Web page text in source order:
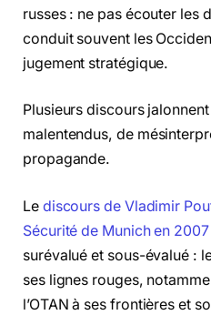
russes : ne pas écouter les
conduit souvent les
jugement stratégique.
Plusieurs discours
malentendus, de
propagande.
Le discours de Vladimir
Sécurité de Munich en 2007
surévalué et sous-évalué :
ses lignes rouges,
l’OTAN à ses frontières et